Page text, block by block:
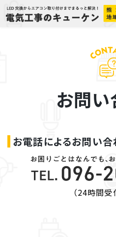
Skip
to
お問
お電話によるお問い合
（24時間受